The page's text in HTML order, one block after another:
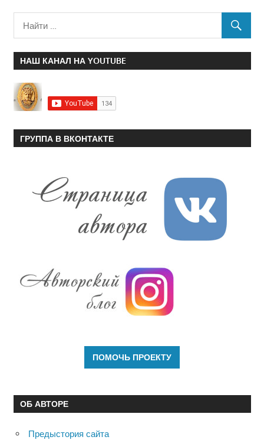
НАШ КАНАЛ НА YOUTUBE
ГРУППА В ВКОНТАКТЕ
ОБ АВТОРЕ
Предыстория сайта